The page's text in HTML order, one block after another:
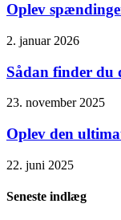
Oplev
2. januar 2026
Sådan finder du
23. november 2025
Oplev den
22. juni 2025
Seneste indlæg